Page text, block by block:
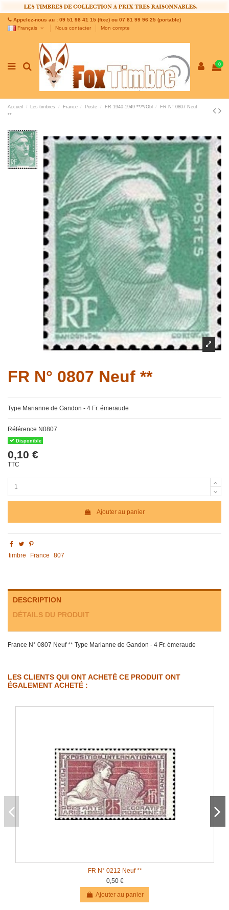
Appelez-nous au : 09 51 98 41 15 (fixe) ou 07 81 99 96 25 (portable)
Français
Nous contacter Mon compte
0
Accueil Les timbres France Poste FR 1940-1949 **/*/Obl
FR N° 0807 Neuf
**
FR N° 0807 Neuf **
Type Marianne de Gandon - 4 Fr. émeraude
Référence N0807
Disponible
0,10 €
TTC
Ajouter au panier
timbre France 807
DESCRIPTION
DÉTAILS DU PRODUIT
France N° 0807 Neuf ** Type Marianne de Gandon - 4 Fr. émeraude
LES CLIENTS QUI ONT ACHETÉ CE PRODUIT ONT
ÉGALEMENT ACHETÉ :
FR N° 0212 Neuf **
0,50 €
Ajouter au panier